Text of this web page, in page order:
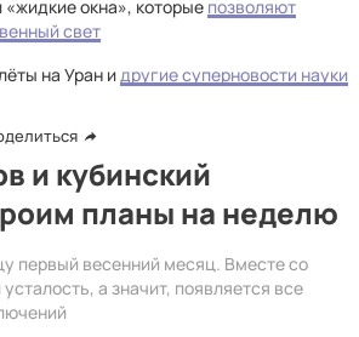
окна», которые позволяют
свет
на Уран идругие суперновости науки
и кубинский
планы на неделю
первый весенний месяц. Вместе со
а значит, появляется все